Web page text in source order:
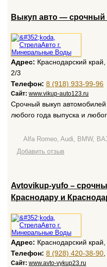
Выкуп авто — срочный
Адрес: Краснодарский
2/3
Телефон: 8 (918) 933-99-96
Сайт: www.vikup-auto123.ru
Срочный выкуп
любого года выпуска и
Alfa Romeo, Audi, BMW,
Добавить отзыв
Avtovikup-yufo –
Краснодару и
Адрес: Краснодарский
Телефон: 8 (928) 420-38-90
Сайт: www.avto-vykup23.ru